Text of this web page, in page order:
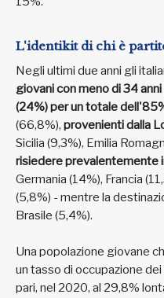
L'identikit di chi è
Negli ultimi due anni gli
giovani con meno di 34
(24%) per un totale
(66,8%), provenienti dalla
Sicilia (9,3%), Emilia
risiedere prevalentemente
Germania (14%), Francia
(5,8%) - mentre la
Brasile (5,4%).
Una popolazione giovane
un tasso di occupazione
pari, nel 2020, al 29,8%